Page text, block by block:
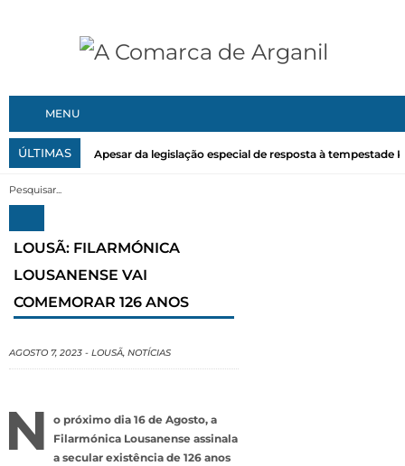
MENU
ÚLTIMAS Apesar da legislação especial de resposta à tempestade
LOUSÃ: FILARMÓNICA
LOUSANENSE VAI
COMEMORAR 126 ANOS
AGOSTO 7, 2023 - LOUSÃ, NOTÍCIAS
N
o próximo dia 16 de Agosto, a
Filarmónica Lousanense assinala
a secular existência de 126 anos